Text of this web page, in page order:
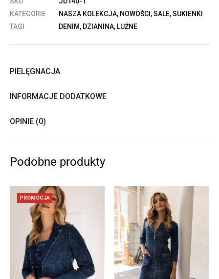
KATEGORIE
NASZA KOLEKCJA, NOWOŚCI ,SALE,SUKIENKI
TAGI
DENIM, DZIANINA, LUŹNE
PIELĘGNACJA
INFORMACJE DODATKOWE
OPINIE (0)
Podobne produkty
PROMOCJA